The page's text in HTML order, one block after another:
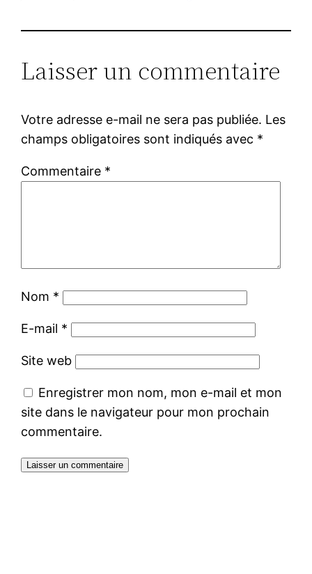
Laisser un commentaire
Votre adresse e-mail ne sera pas publiée. Les
champs obligatoires sont indiqués avec *
Commentaire *
Nom *
E-mail *
Site web
Enregistrer mon nom, mon e-mail et mon
site dans le navigateur pour mon prochain
commentaire.